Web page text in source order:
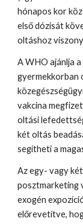
hónapos kor
első dózisát
oltáshoz
A WHO ajánlja
gyermekkorban
vakcina
oltási
két oltás
segítheti a
Az egy- vagy
posztmarketing
exogén
előrevetítve,